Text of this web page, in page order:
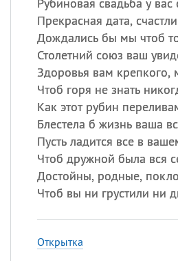
Прекрасная дата,
Дождались бы мы чтоб
Столетний союз ваш
Здоровья вам крепкого,
Чтоб горя не знать
Как этот рубин
Блестела б жизнь ваша
Пусть ладится все в
Чтоб дружной была вся
Достойны, родные,
Чтоб вы ни грустили ни
Открытка